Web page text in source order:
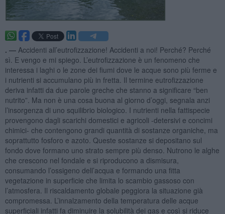
. — Accidenti all’eutrofizzazione! Accidenti a noi! Perché? Perché
sì. E vengo e mi spiego. L’eutrofizzazione è un fenomeno che
interessa i laghi o le zone dei fiumi dove le acque sono più ferme e
i nutrienti si accumulano più in fretta. Il termine eutrofizzazione
deriva infatti da due parole greche che stanno a significare “ben
nutrito”. Ma non è una cosa buona al giorno d’oggi, segnala anzi
l’insorgenza di uno squilibrio biologico. I nutrienti nella fattispecie
provengono dagli scarichi domestici e agricoli -detersivi e concimi
chimici- che contengono grandi quantità di sostanze organiche, ma
soprattutto fosforo e azoto. Queste sostanze si depositano sul
fondo dove formano uno strato sempre più denso. Nutrono le alghe
che crescono nel fondale e si riproducono a dismisura,
consumando l’ossigeno dell’acqua e formando una fitta
vegetazione in superficie che limita lo scambio gassoso con
l’atmosfera. Il riscaldamento globale peggiora la situazione già
compromessa. L’innalzamento della temperatura delle acque
superficiali infatti fa diminuire la solubilità dei gas e così si riduce